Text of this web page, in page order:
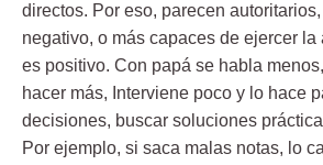
directos. Por eso, parecen
negativo, o más capaces de ejercer la
es positivo. Con papá se habla
hacer más, Interviene poco y lo hace
decisiones, buscar soluciones
Por ejemplo, si saca malas notas, lo